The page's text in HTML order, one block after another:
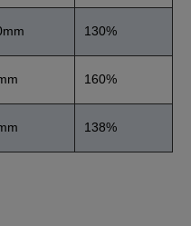
130%
160%
138%